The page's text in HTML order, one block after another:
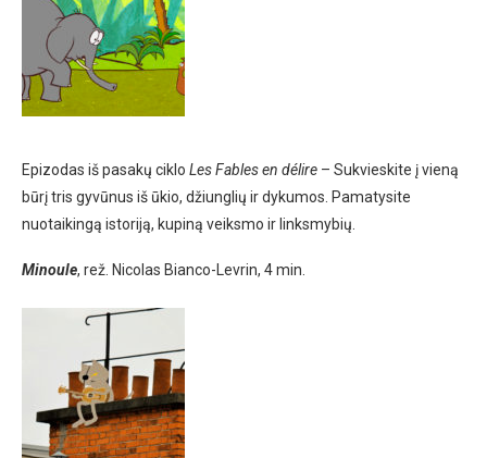
Epizodas iš pasakų ciklo Les Fables en délire – Sukvieskite į vieną
būrį tris gyvūnus iš ūkio, džiunglių ir dykumos. Pamatysite
nuotaikingą istoriją, kupiną veiksmo ir linksmybių.
Minoule, rež. Nicolas Bianco-Levrin, 4 min.